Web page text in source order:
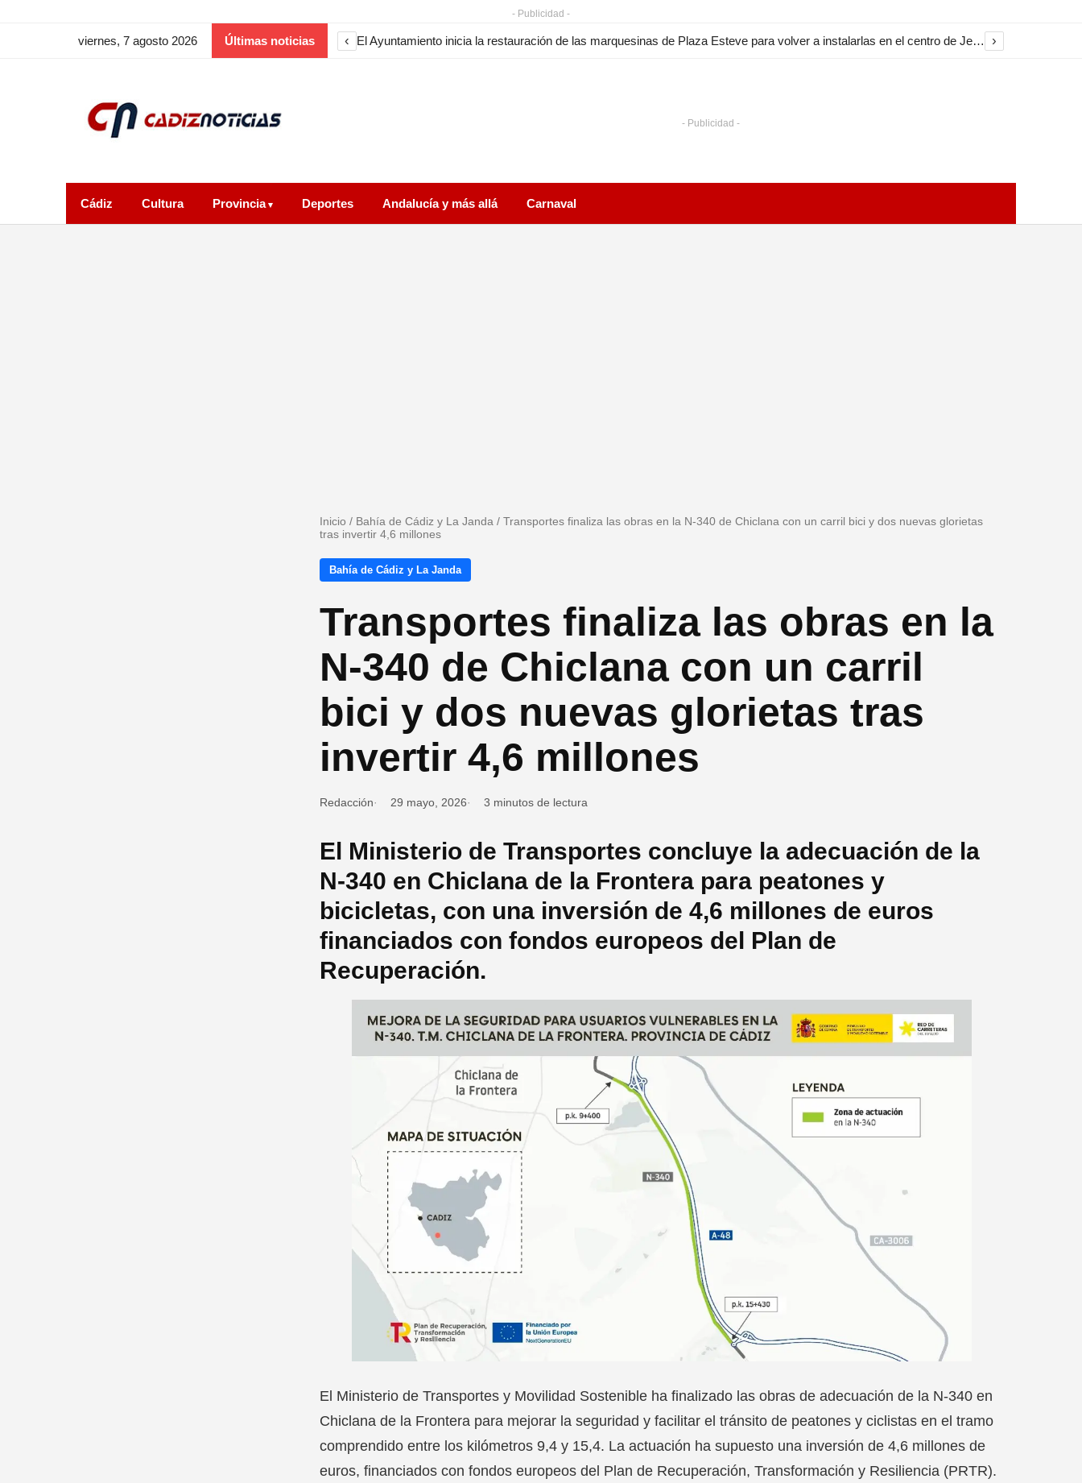
- Publicidad -
viernes, 7 agosto 2026 Últimas noticias ‹ El Ayuntamiento inicia la restauración de las marquesinas de Plaza Esteve para volver a instalarlas en el centro de Jerez ›
- Publicidad -
Cádiz Cultura Provincia Deportes Andalucía y más allá Carnaval
Inicio / Bahía de Cádiz y La Janda / Transportes finaliza las obras en la N-340 de Chiclana con un carril bici y dos nuevas glorietas
tras invertir 4,6 millones
Bahía de Cádiz y La Janda
Transportes finaliza las obras en la
N-340 de Chiclana con un carril
bici y dos nuevas glorietas tras
invertir 4,6 millones
Redacción 29 mayo, 2026 3 minutos de lectura
El Ministerio de Transportes concluye la adecuación de la
N-340 en Chiclana de la Frontera para peatones y
bicicletas, con una inversión de 4,6 millones de euros
financiados con fondos europeos del Plan de
Recuperación.
El Ministerio de Transportes y Movilidad Sostenible ha finalizado las obras de adecuación de la N-340 en
Chiclana de la Frontera para mejorar la seguridad y facilitar el tránsito de peatones y ciclistas en el tramo
comprendido entre los kilómetros 9,4 y 15,4. La actuación ha supuesto una inversión de 4,6 millones de
euros, financiados con fondos europeos del Plan de Recuperación, Transformación y Resiliencia (PRTR).